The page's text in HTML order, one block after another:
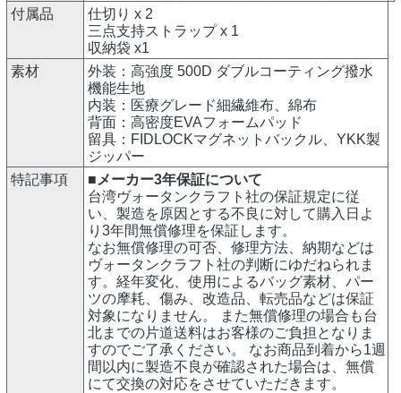
付属品
仕切り x 2
三点支持ストラップ x 1
収納袋 x1
素材
外装：高強度 500D ダブルコーティング撥水
機能生地
内装：医療グレード細繊維布、綿布
背面：高密度EVAフォームパッド
留具：FIDLOCKマグネットバックル、YKK製
ジッパー
特記事項
■メーカー3年保証について
台湾ヴォータンクラフト社の保証規定に従
い、製造を原因とする不良に対して購入日よ
り3年間無償修理を保証します。
なお無償修理の可否、修理方法、納期などは
ヴォータンクラフト社の判断にゆだねられま
す。経年変化、使用によるバッグ素材、パー
ツの摩耗、傷み、改造品、転売品などは保証
対象になりません。 また無償修理の場合も台
北までの片道送料はお客様のご負担となりま
すのでご了承ください。 なお商品到着から1週
間以内に製造不良が確認された場合は、無償
にて交換の対応をさせていただきます。